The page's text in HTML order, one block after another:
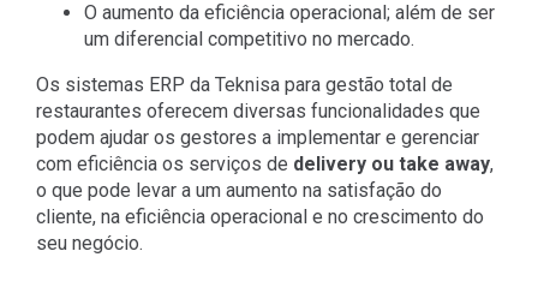
O aumento da eficiência operacional; além de ser
um diferencial competitivo no mercado.
Os sistemas ERP da Teknisa para gestão total de
restaurantes oferecem diversas funcionalidades que
podem ajudar os gestores a implementar e gerenciar
com eficiência os serviços de delivery ou take away,
o que pode levar a um aumento na satisfação do
cliente, na eficiência operacional e no crescimento do
seu negócio.